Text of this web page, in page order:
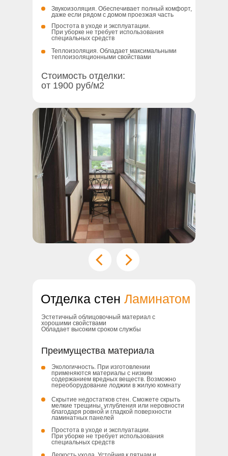
Стоимость отделки:
от 1900 руб/м2
Простота в уходе и эксплуатации.
При уборке не требует использования
специальных средств
Звукоизоляция. Обеспечивает полный комфорт,
даже если рядом с домом проезжая часть
Теплоизоляция. Обладает максимальными
теплоизоляционными свойствами
Преимущества материала
Эстетичный облицовочный материал с
хорошими свойствами
Обладает высоким сроком службы
Эстетичный облицовочный
свойствами
Обладает высоким сроком службы
Отделка стен Ламинатом
Экологичность. При изготовлении
применяются материалы с низким
содержанием вредных веществ. Возможно
переоборудование лоджии в жилую комнату
Срок эксплуатации до 30 лет. Сохраняет свои
свойства и внешний вид в течение долгого
времени
Простота в уходе и эксплуатации.
При уборке не требует использования
специальных средств
Скрытие недостатков стен. Сможете скрыть
мелкие трещины, углубления или неровности
благодаря ровной и гладкой поверхности
ламинатных панелей
отделкупо вашему дизайн-проекту
свяжитесь с нами